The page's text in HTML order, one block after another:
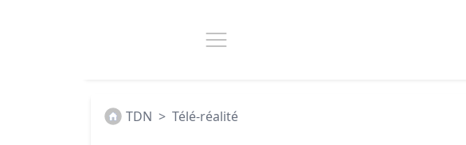
TDN > Télé-réalité